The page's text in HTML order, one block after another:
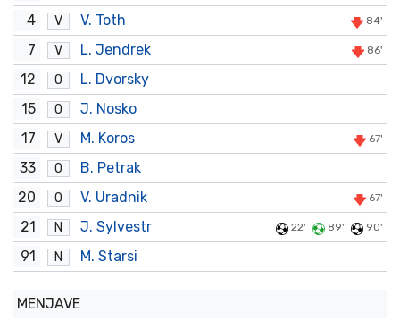
4 V V. Toth 84'
7 V L. Jendrek 86'
12 O
L. Dvorsky
15
O
J. Nosko
17
V M. Koros 67'
33 O
B. Petrak
20
O V. Uradnik 67'
21 N J. Sylvestr 22' 89' 90'
91 N M. Starsi
MENJAVE